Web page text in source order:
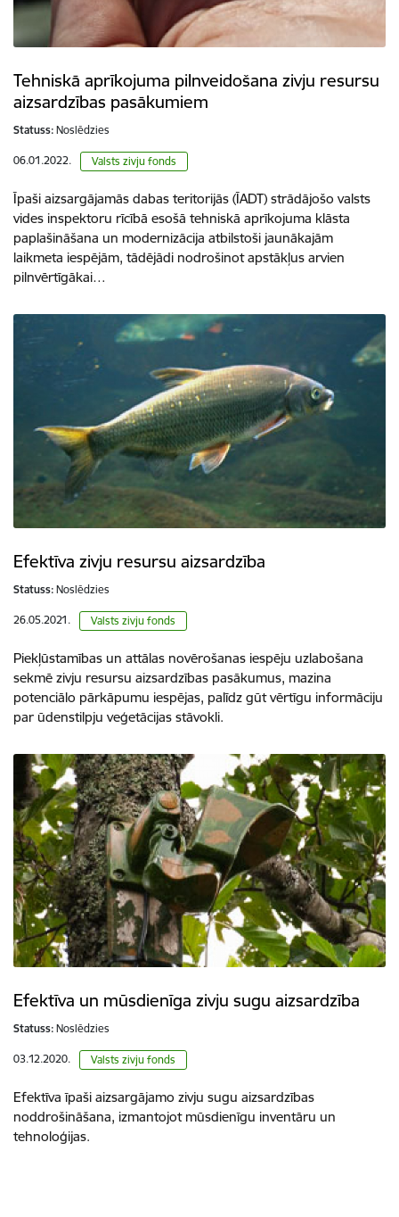
Tehniskā aprīkojuma pilnveidošana zivju resursu
aizsardzības pasākumiem
Statuss: Noslēdzies
06.01.2022. Valsts zivju fonds
Īpaši aizsargājamās dabas teritorijās (ĪADT) strādājošo valsts
vides inspektoru rīcībā esošā tehniskā aprīkojuma klāsta
paplašināšana un modernizācija atbilstoši jaunākajām
laikmeta iespējām, tādējādi nodrošinot apstākļus arvien
pilnvērtīgākai…
Efektīva zivju resursu aizsardzība
Statuss: Noslēdzies
26.05.2021. Valsts zivju fonds
Piekļūstamības un attālas novērošanas iespēju uzlabošana
sekmē zivju resursu aizsardzības pasākumus, mazina
potenciālo pārkāpumu iespējas, palīdz gūt vērtīgu informāciju
par ūdenstilpju veģetācijas stāvokli.
Efektīva un mūsdienīga zivju sugu aizsardzība
Statuss: Noslēdzies
03.12.2020. Valsts zivju fonds
Efektīva īpaši aizsargājamo zivju sugu aizsardzības
noddrošināšana, izmantojot mūsdienīgu inventāru un
tehnoloģijas.